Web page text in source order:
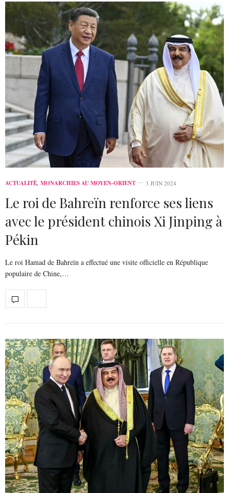
ACTUALITÉ, MONARCHIES AU MOYEN-ORIENT 3 JUIN 2024
Le roi de Bahreïn renforce ses liens
avec le président chinois Xi Jinping à
Pékin
Le roi Hamad de Bahreïn a effectué une visite officielle en République
populaire de Chine,…